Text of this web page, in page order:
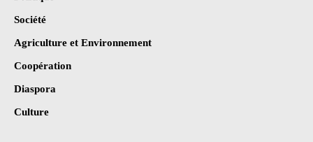
Société
Agriculture et Environnement
Coopération
Diaspora
Culture